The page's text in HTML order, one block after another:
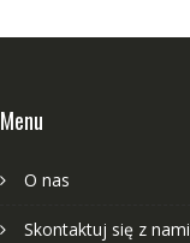
Menu
O nas
Skontaktuj się z nami